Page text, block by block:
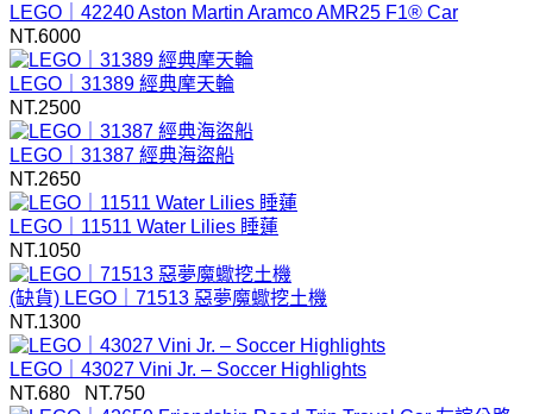
LEGO｜42240 Aston Martin Aramco AMR25 F1® Car
NT.6000
LEGO｜31389 經典摩天輪
NT.2500
LEGO｜31387 經典海盜船
NT.2650
LEGO｜11511 Water Lilies 睡蓮
NT.1050
(缺貨) LEGO｜71513 惡夢魔蠍挖土機
NT.1300
LEGO｜43027 Vini Jr. – Soccer Highlights
NT.680 NT.750